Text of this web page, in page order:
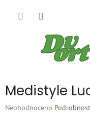
Medistyle
Průměrné
Neohodnoceno